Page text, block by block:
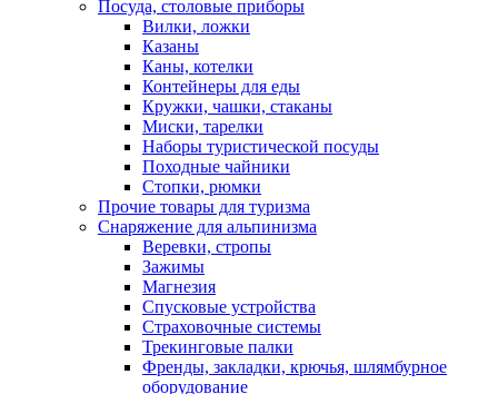
Посуда, столовые приборы
Вилки, ложки
Казаны
Каны, котелки
Контейнеры для еды
Кружки, чашки, стаканы
Миски, тарелки
Наборы туристической посуды
Походные чайники
Стопки, рюмки
Прочие товары для туризма
Снаряжение для альпинизма
Веревки, стропы
Зажимы
Магнезия
Спусковые устройства
Страховочные системы
Трекинговые палки
Френды, закладки, крючья, шлямбурное
оборудование